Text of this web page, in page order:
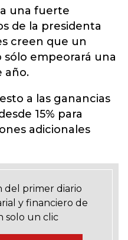
una fuerte
de la presidenta
creen que un
empeorará una
año.
a las ganancias
15% para
adicionales
del primer diario
y financiero de
solo un clic